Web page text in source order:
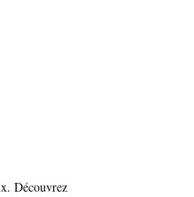
Découvrez